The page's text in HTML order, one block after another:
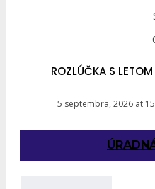
ROZLÚČKA S
5 septembra, 2026 at